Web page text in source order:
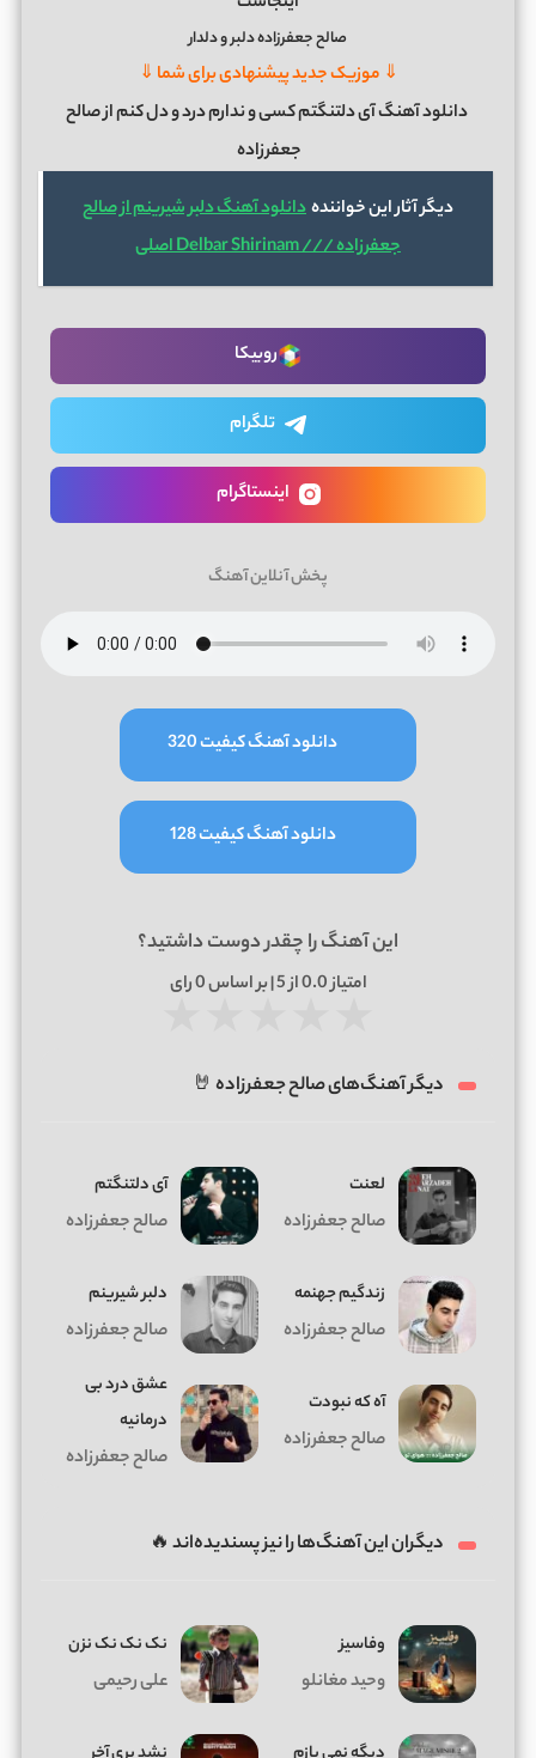
صالح جعفرزاده دلبر و دلدار
⇓ موزیک جدید پیشنهادی برای شما ⇓
دانلود آهنگ آی دلتنگتم کسی و ندارم درد و دل کنم از صالح
جعفرزاده
دیگر آثار این خوانندهدانلود آهنگ دلبر شیرینم از صالح
جعفرزاده /// Delbar Shirinam اصلی
روبیکا
تلگرام
اینستاگرام
پخش آنلاین آهنگ
دانلود آهنگ کیفیت 320
دانلود آهنگ کیفیت 128
این آهنگ را چقدر دوست داشتید؟
امتیاز0.0از 5 | بر اساس 0رای
دیگر آهنگ‌های صالح جعفرزاده 🤘
لعنت
صالح جعفرزاده
آی دلتنگتم
صالح جعفرزاده
زندگیم جهنمه
صالح جعفرزاده
دﻟﺒﺮ ﺷﻴﺮﻳﻨﻢ
صالح جعفرزاده
آه که نبودت
صالح جعفرزاده
عشق درد بی
درمانیه
صالح جعفرزاده
دیگران این آهنگ‌ها را نیز پسندیده‌اند 🔥
وفاسیز
وحید مغانلو
نک نک نک نزن
علی رحیمی